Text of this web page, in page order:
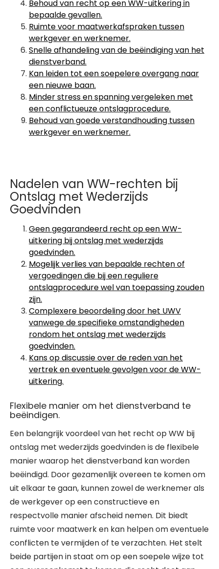
Behoud van recht op een WW-uitkering in
bepaalde gevallen.
Ruimte voor maatwerkafspraken tussen
werkgever en werknemer.
Snelle afhandeling van de beëindiging van het
dienstverband.
Kan leiden tot een soepelere overgang naar
een nieuwe baan.
Minder stress en spanning vergeleken met
een conflictueuze ontslagprocedure.
Behoud van goede verstandhouding tussen
werkgever en werknemer.
Nadelen van WW-rechten bij
Ontslag met Wederzijds
Goedvinden
Geen gegarandeerd recht op een WW-
uitkering bij ontslag met wederzijds
goedvinden.
Mogelijk verlies van bepaalde rechten of
vergoedingen die bij een reguliere
ontslagprocedure wel van toepassing zouden
zijn.
Complexere beoordeling door het UWV
vanwege de specifieke omstandigheden
rondom het ontslag met wederzijds
goedvinden.
Kans op discussie over de reden van het
vertrek en eventuele gevolgen voor de WW-
uitkering.
Flexibele manier om het dienstverband te
beëindigen.
Een belangrijk voordeel van het recht op WW bij
ontslag met wederzijds goedvinden is de flexibele
manier waarop het dienstverband kan worden
beëindigd. Door gezamenlijk overeen te komen om
uit elkaar te gaan, kunnen zowel de werknemer als
de werkgever op een constructieve en
respectvolle manier afscheid nemen. Dit biedt
ruimte voor maatwerk en kan helpen om eventuele
conflicten te vermijden of te verzachten. Het stelt
beide partijen in staat om op een soepele wijze tot